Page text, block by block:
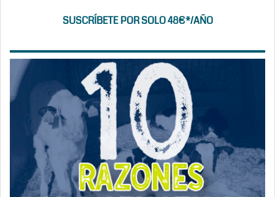
SUSCRÍBETE POR SOLO 48€*/AÑO